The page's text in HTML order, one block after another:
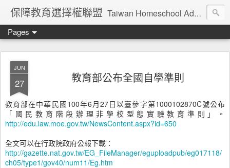
保障教育選擇權聯盟 Taiwan Homeschool Advocates
Pages
JUN
27 教育部公布全國自學準則
教育部在中華民國100年6月27日以臺參字第1000102870C號公布
「國民教育階段辦理非學校型態實驗教育準則」。
http://edu.law.moe.gov.tw/NewsContent.aspx?id=650
全文可以在行政院政府公報下載：
http://gazette.nat.gov.tw/EG_FileManager/eguploadpub/eg017118/
ch05/type1/gov40/num11/Eg.htm